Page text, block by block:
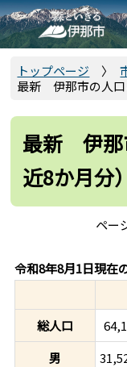
こ
の
ペ
トップページ
最新 伊那市の人口
最新 伊那
近8か月分）
ペー
令和8年8月1日現在
総人口
男